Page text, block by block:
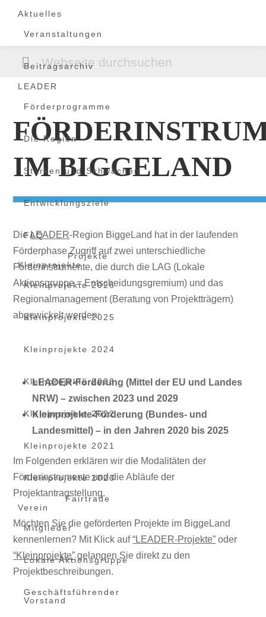
springen
springen
springen
Aktuelles
Veranstaltungen
Beitragsarchiv
LEADER
Förderprogramme
Die Region
Stärken und Schwächen
Entwicklungsziele
FAQ
Projekte
Kleinprojekte
Kleinprojekte 2026
Kleinprojekte 2025
Kleinprojekte 2024
Kleinprojekte 2023
Kleinprojekte 2022
Kleinprojekte 2021
Kleinprojekte 2020
Fairtrade
Verein
Mitglieder
Lokale Aktionsgruppe
Geschäftsführender
Vorstand
durchsuchen
IM BIGGELAND
DieLEADER-Region BiggeLand hat in der laufenden
Förderphase Zugriff auf zwei unterschiedliche
Förderinstrumente, die durch die LAG (Lokale
Aktionsgruppe = Entscheidungsgremium) und das
Regionalmanagement (Beratung von Projektträgern)
abgewickelt werden:
LEADER-Förderung (Mittel der EU und Landes
NRW) – zwischen 2023 und 2029
Kleinprojekte-Förderung (Bundes- und
Landesmittel) – in den Jahren 2020 bis 2025
Im Folgenden erklären wir die Modalitäten der
Förderinstrumente und die Abläufe der
Projektantragstellung.
Möchten Sie die geförderten Projekte im BiggeLand
kennenlernen? Mit Klick auf“LEADER-Projekte” oder
“Kleinprojekte”gelangen Sie direkt zu den
Projektbeschreibungen.